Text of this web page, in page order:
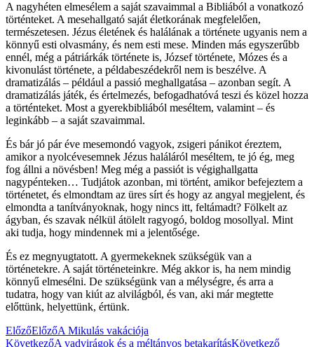
A nagyhéten elmesélem a saját szavaimmal a Bibliából a vonatkozó
történteket. A mesehallgató saját életkorának megfelelően,
természetesen. Jézus életének és halálának a története ugyanis nem a
könnyű esti olvasmány, és nem esti mese. Minden más egyszerűbb
ennél, még a pátriárkák története is, József története, Mózes és a
kivonulást története, a példabeszédekről nem is beszélve. A
dramatizálás – például a passió meghallgatása – azonban segít. A
dramatizálás játék, és értelmezés, befogadhatóvá teszi és közel hozza
a történteket. Most a gyerekbibliából meséltem, valamint – és
leginkább – a saját szavaimmal.
És bár jó pár éve mesemondó vagyok, zsigeri pánikot éreztem,
amikor a nyolcévesemnek Jézus haláláról meséltem, te jó ég, meg
fog állni a növésben! Meg még a passiót is végighallgatta
nagypénteken… Tudjátok azonban, mi történt, amikor befejeztem a
történetet, és elmondtam az üres sírt és hogy az angyal megjelent, és
elmondta a tanítványoknak, hogy nincs itt, feltámadt? Fölkelt az
ágyban, és szavak nélkül átölelt ragyogó, boldog mosollyal. Mint
aki tudja, hogy mindennek mi a jelentősége.
És ez megnyugtatott. A gyermekeknek szükségük van a
történetekre. A saját történeteinkre. Még akkor is, ha nem mindig
könnyű elmesélni. De szükségünk van a mélységre, és arra a
tudatra, hogy van kiút az alvilágból, és van, aki már megtette
előttünk, helyettünk, értünk.
ElőzőElőzőA Mikulás vakációja
KövetkezőA vadvirágok és a méltányos betakarításKövetkező